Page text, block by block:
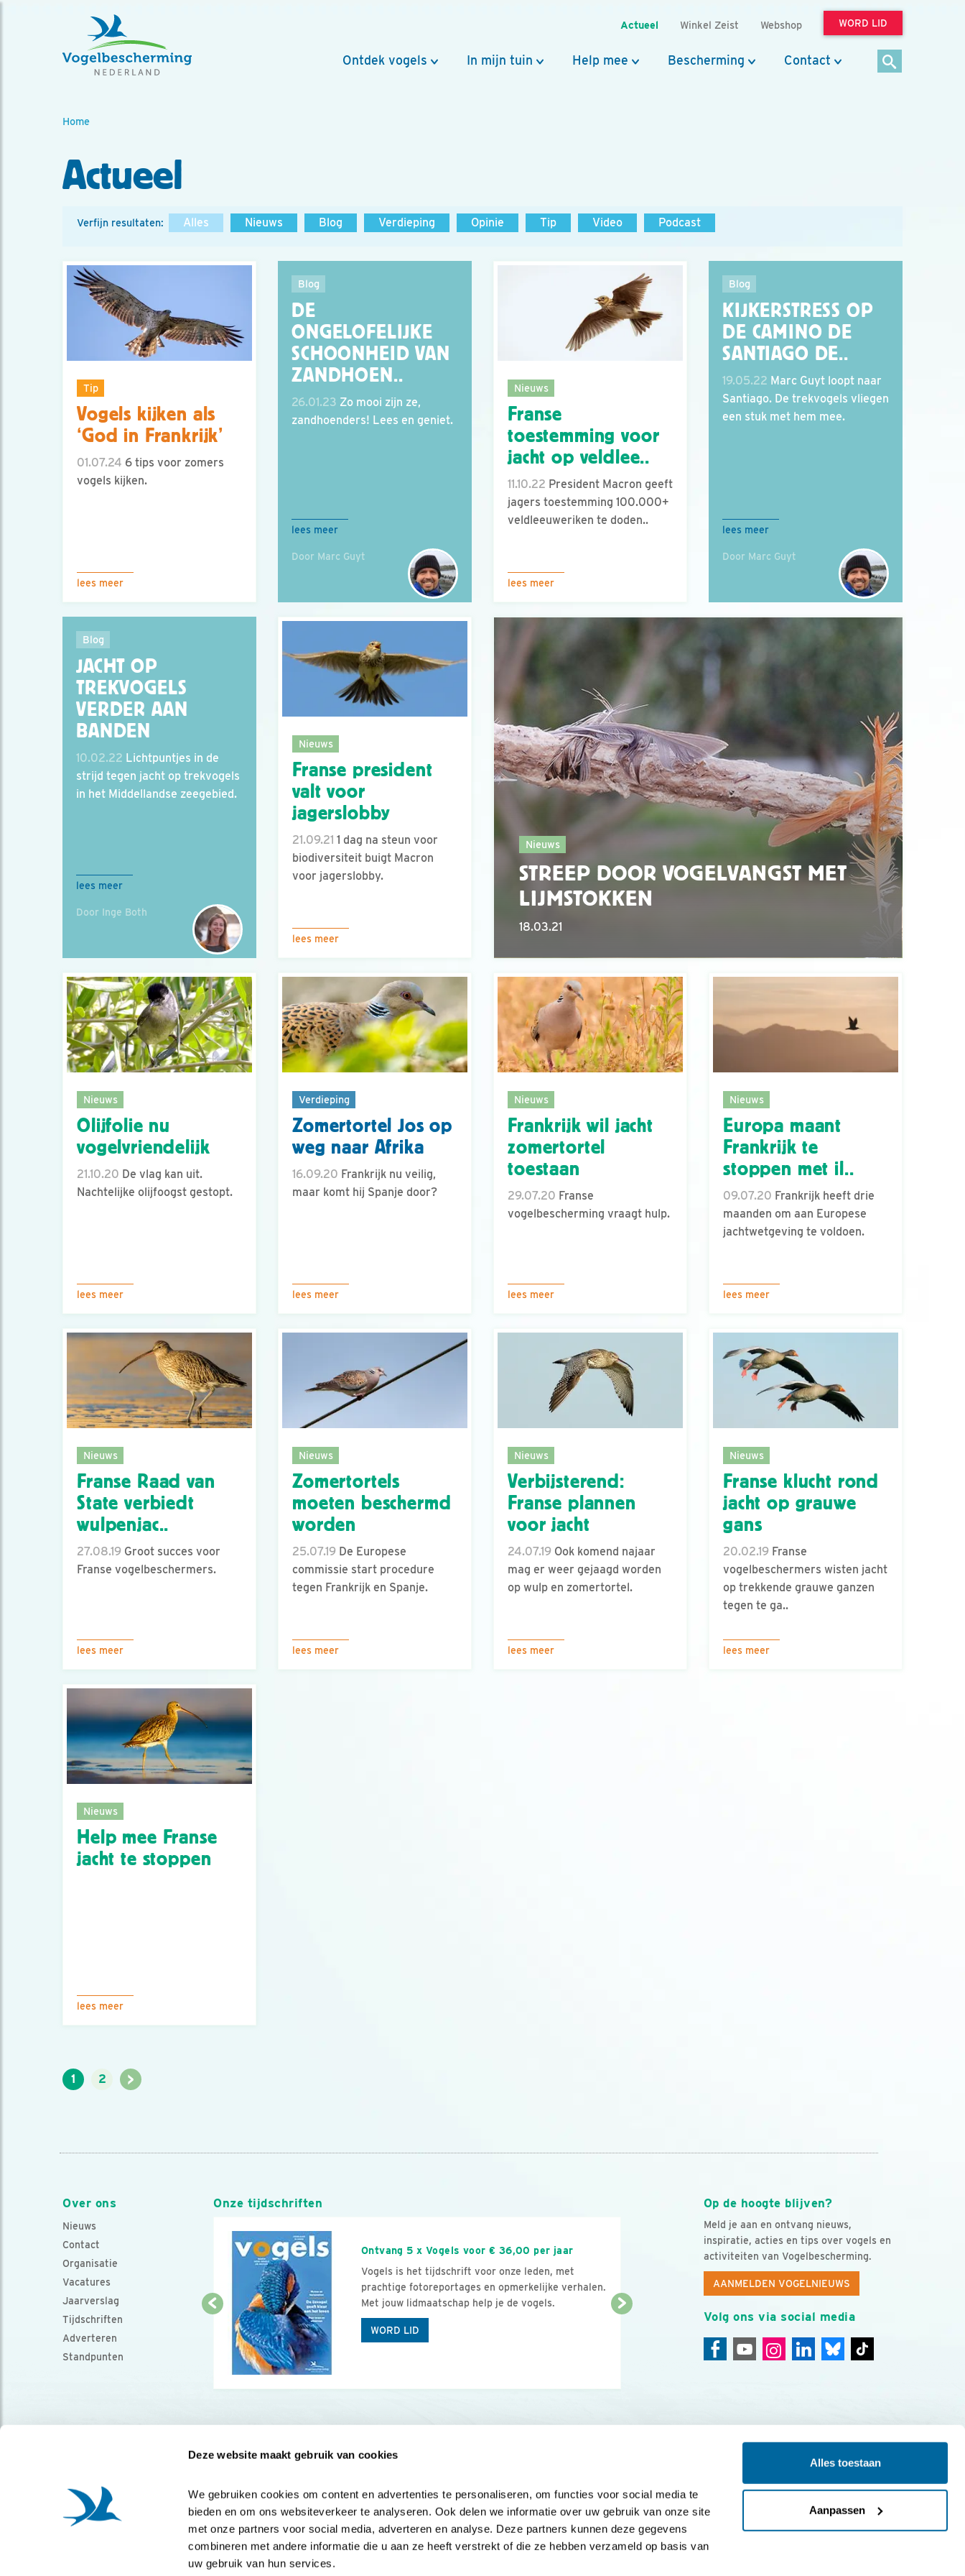
Deze website maakt gebruik van cookies
We gebruiken cookies om content en advertenties te personaliseren, om functies voor social media te
bieden en om ons websiteverkeer te analyseren. Ook delen we informatie over uw gebruik van onze site
met onze partners voor social media, adverteren en analyse. Deze partners kunnen deze gegevens
combineren met andere informatie die u aan ze heeft verstrekt of die ze hebben verzameld op basis van
uw gebruik van hun services.
Alles toestaan
Aanpassen
Actueel Winkel Zeist Webshop WORD LID
Ontdek vogels In mijn tuin Help mee Bescherming Contact
Home
Actueel
Verfijn resultaten: Alles Nieuws Blog Verdieping Opinie Tip Video Podcast
Tip
Vogels kijken als
‘God in Frankrijk’
01.07.24 6 tips voor zomers
vogels kijken.
lees meer
Blog
DE
ONGELOFELIJKE
SCHOONHEID VAN
ZANDHOEN..
26.01.23 Zo mooi zijn ze,
zandhoenders! Lees en geniet.
lees meer
Door Marc Guyt
Nieuws
Franse
toestemming voor
jacht op veldlee..
11.10.22 President Macron geeft
jagers toestemming 100.000+
veldleeuweriken te doden..
lees meer
Blog
KIJKERSTRESS OP
DE CAMINO DE
SANTIAGO DE..
19.05.22 Marc Guyt loopt naar
Santiago. De trekvogels vliegen
een stuk met hem mee.
lees meer
Door Marc Guyt
Blog
JACHT OP
TREKVOGELS
VERDER AAN
BANDEN
10.02.22 Lichtpuntjes in de
strijd tegen jacht op trekvogels
in het Middellandse zeegebied.
lees meer
Door Inge Both
Nieuws
Franse president
valt voor
jagerslobby
21.09.21 1 dag na steun voor
biodiversiteit buigt Macron
voor jagerslobby.
lees meer
Nieuws
STREEP DOOR VOGELVANGST MET
LIJMSTOKKEN
18.03.21
Nieuws
Olijfolie nu
vogelvriendelijk
21.10.20 De vlag kan uit.
Nachtelijke olijfoogst gestopt.
lees meer
Verdieping
Zomertortel Jos op
weg naar Afrika
16.09.20 Frankrijk nu veilig,
maar komt hij Spanje door?
lees meer
Nieuws
Frankrijk wil jacht
zomertortel
toestaan
29.07.20 Franse
vogelbescherming vraagt hulp.
lees meer
Nieuws
Europa maant
Frankrijk te
stoppen met il..
09.07.20 Frankrijk heeft drie
maanden om aan Europese
jachtwetgeving te voldoen.
lees meer
Nieuws
Franse Raad van
State verbiedt
wulpenjac..
27.08.19 Groot succes voor
Franse vogelbeschermers.
lees meer
Nieuws
Zomertortels
moeten beschermd
worden
25.07.19 De Europese
commissie start procedure
tegen Frankrijk en Spanje.
lees meer
Nieuws
Verbijsterend:
Franse plannen
voor jacht
24.07.19 Ook komend najaar
mag er weer gejaagd worden
op wulp en zomertortel.
lees meer
Nieuws
Franse klucht rond
jacht op grauwe
gans
20.02.19 Franse
vogelbeschermers wisten jacht
op trekkende grauwe ganzen
tegen te ga..
lees meer
Nieuws
Help mee Franse
jacht te stoppen
lees meer
1 2 >
Over ons
Nieuws
Contact
Organisatie
Vacatures
Jaarverslag
Tijdschriften
Adverteren
Standpunten
Op de hoogte blijven?
Meld je aan en ontvang nieuws,
inspiratie, acties en tips over vogels en
activiteiten van Vogelbescherming.
AANMELDEN VOGELNIEUWS
Volg ons via social media
Onze tijdschriften
Ontvang 5 x Vogels voor € 36,00 per jaar
Vogels is het tijdschrift voor onze leden, met
prachtige fotoreportages en opmerkelijke verhalen.
Met jouw lidmaatschap help je de vogels.
WORD LID